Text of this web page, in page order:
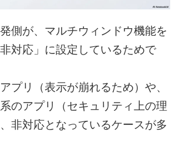
側が、マルチウィンドウ機能を
対応」に設定しているためで
プリ（表示が崩れるため）や、
のアプリ（セキュリティ上の理
非対応となっているケースが多